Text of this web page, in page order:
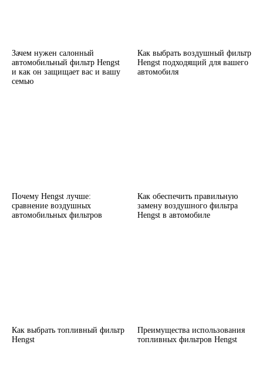
Зачем нужен салонный
автомобильный фильтр Hengst
и как он защищает вас и вашу
семью
Как выбрать воздушный фильтр
Hengst подходящий для вашего
автомобиля
Почему Hengst лучше:
сравнение воздушных
автомобильных фильтров
Как обеспечить правильную
замену воздушного фильтра
Hengst в автомобиле
Как выбрать топливный фильтр
Hengst
Преимущества использования
топливных фильтров Hengst